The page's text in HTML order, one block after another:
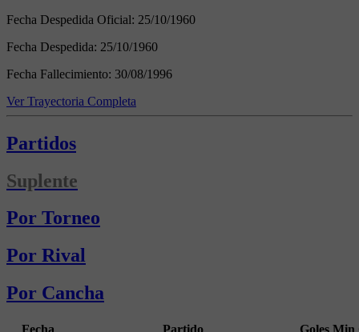
Fecha Despedida Oficial: 25/10/1960
Fecha Despedida: 25/10/1960
Fecha Fallecimiento: 30/08/1996
Ver Trayectoria Completa
Partidos
Suplente
Por Torneo
Por Rival
Por Cancha